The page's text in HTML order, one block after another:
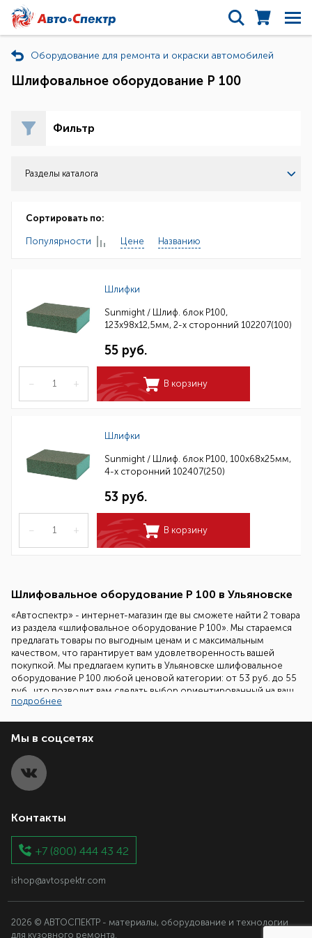
Оборудование для ремонта и окраски автомобилей
Шлифовальное оборудование Р 100
Фильтр
Разделы каталога
Сортировать по:
Популярности Цене Названию
Шлифки
Sunmight / Шлиф. блок P100,
123х98х12,5мм, 2-х сторонний 102207(100)
55 руб.
– + В корзину
Шлифки
Sunmight / Шлиф. блок P100, 100х68х25мм,
4-х сторонний 102407(250)
53 руб.
– + В корзину
Шлифовальное оборудование Р 100 в Ульяновске
«Автоспектр» - интернет-магазин где вы сможете найти 2 товара
из раздела «шлифовальное оборудование Р 100». Мы стараемся
предлагать товары по выгодным ценам и с максимальным
качеством, что гарантирует вам удовлетворенность вашей
покупкой. Мы предлагаем купить в Ульяновске шлифовальное
оборудование Р 100 любой ценовой категории: от 53 руб. до 55
руб., что позволит вам сделать выбор ориентированный на ваш
бюджет.
Наши специалисты всегда готовы помочь вам подобрать
необходимый товар. Все что вам надо сделать - это позвонить
задать ваш вопрос.
подробнее
Мы в соцсетях
Контакты
+7 (800) 444 43 42
ishop@avtospektr.com
2026 © АВТОСПЕКТР - материалы, оборудование и технологии
для кузовного ремонта.